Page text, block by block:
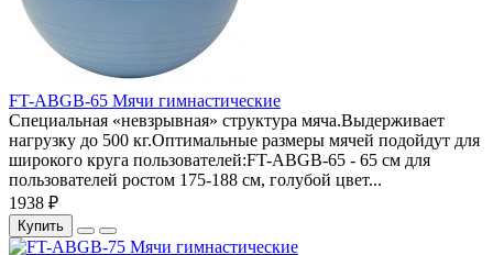
FT-ABGB-65 Мячи гимнастические
Специальная «невзрывная» структура мяча.Выдерживает
нагрузку до 500 кг.Оптимальные размеры мячей подойдут для
широкого круга пользователей:FT-ABGB-65 - 65 см для
пользователей ростом 175-188 см, голубой цвет...
1938 ₽
Купить